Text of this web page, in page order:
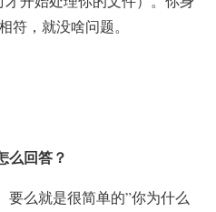
符，就没啥问题。
么回答？
要么就是很简单的”你为什么